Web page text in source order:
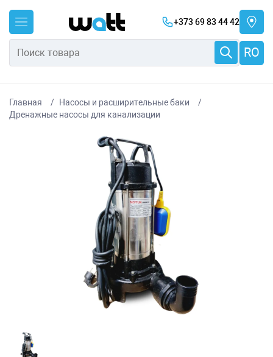
+373 69 83 44 42
RO
Главная
Насосы и расширительные баки
Дренажные насосы для канализации